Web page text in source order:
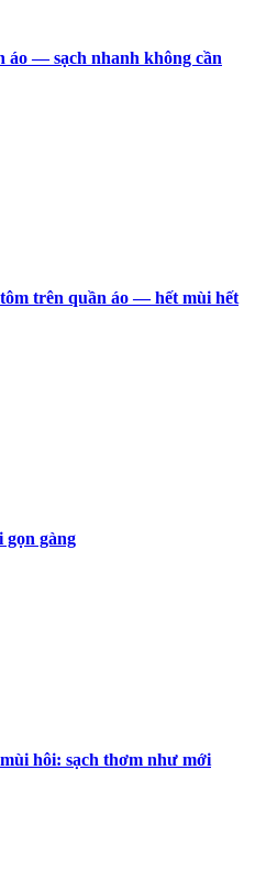
áo — sạch nhanh không cần
trên quần áo — hết mùi hết
gọn gàng
hôi: sạch thơm như mới